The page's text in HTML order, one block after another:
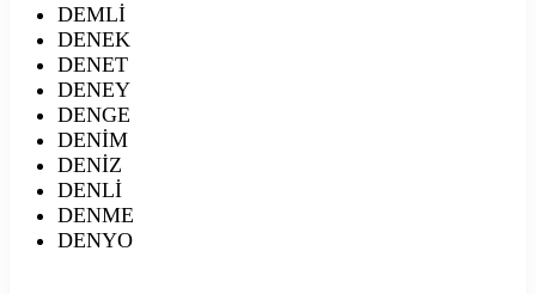
DEMLİ
DENEK
DENET
DENEY
DENGE
DENİM
DENİZ
DENLİ
DENME
DENYO